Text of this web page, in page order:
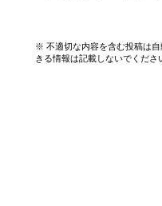
※ 不適切な内容を含む投稿は
きる情報は記載しないでくださ